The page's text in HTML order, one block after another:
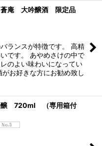
庵 大吟醸酒 限定品
ランスが特徴です。 高精
です。 あやめさけの中で
のよい味わいになってい
お好きな方にお勧め致し
720ml （専用箱付